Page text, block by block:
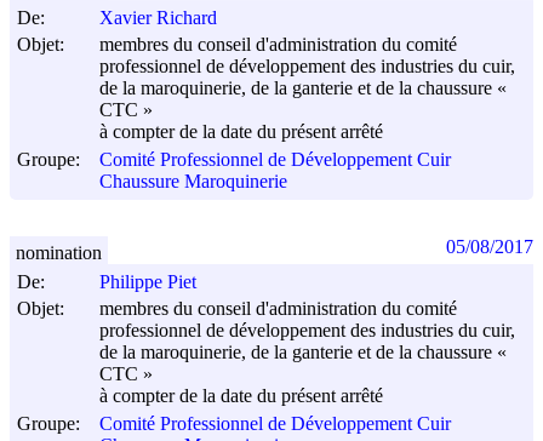
De:
Xavier Richard
Objet:
membres du conseil d'administration du comité
professionnel de développement des industries du cuir,
de la maroquinerie, de la ganterie et de la chaussure «
CTC »
à compter de la date du présent arrêté
Groupe:
Comité Professionnel de Développement Cuir
Chaussure Maroquinerie
De:
Philippe Piet
Objet:
membres du conseil d'administration du comité
professionnel de développement des industries du cuir,
de la maroquinerie, de la ganterie et de la chaussure «
CTC »
à compter de la date du présent arrêté
Groupe:
Comité Professionnel de Développement Cuir
nomination 05/08/2017